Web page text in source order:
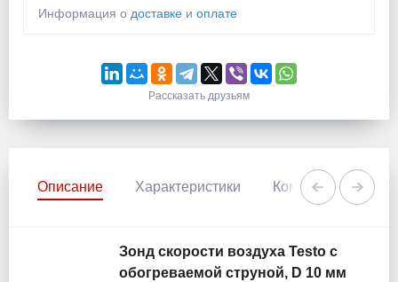
Информация о доставке и оплате
Рассказать друзьям
Описание Характеристики Комментарии
Зонд скорости воздуха Testo с
обогреваемой струной, D 10 мм